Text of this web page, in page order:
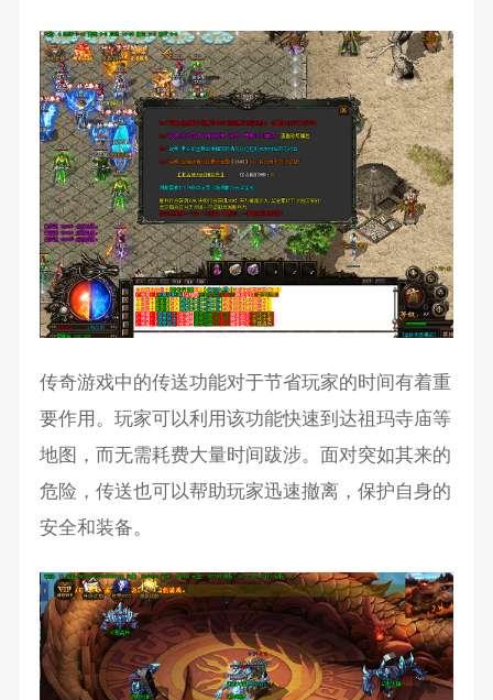
传奇游戏中的传送功能对于节省玩家的时间有着重
要作用。玩家可以利用该功能快速到达祖玛寺庙等
地图，而无需耗费大量时间跋涉。面对突如其来的
危险，传送也可以帮助玩家迅速撤离，保护自身的
安全和装备。